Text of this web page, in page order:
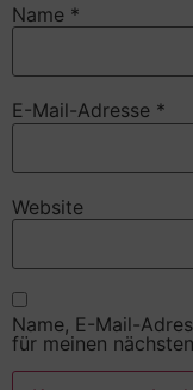
Name *
E-Mail-Adresse *
Website
Name, E-Mail-
für meinen